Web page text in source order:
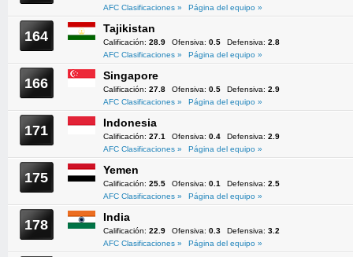
AFC Clasificaciones »
Página del equipo »
164 Tajikistan
Calificación: 28.9 Ofensiva: 0.5 Defensiva: 2.8
AFC Clasificaciones »
Página del equipo »
166 Singapore
Calificación: 27.8 Ofensiva: 0.5 Defensiva: 2.9
AFC Clasificaciones »
Página del equipo »
171 Indonesia
Calificación: 27.1 Ofensiva: 0.4 Defensiva: 2.9
AFC Clasificaciones »
Página del equipo »
175 Yemen
Calificación: 25.5 Ofensiva: 0.1 Defensiva: 2.5
AFC Clasificaciones »
Página del equipo »
178 India
Calificación: 22.9 Ofensiva: 0.3 Defensiva: 3.2
AFC Clasificaciones »
Página del equipo »